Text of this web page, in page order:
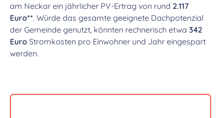
am Neckar ein jährlicher PV-Ertrag von rund 2.117
Euro**. Würde das gesamte geeignete Dachpotenzial
der Gemeinde genutzt, könnten rechnerisch etwa 342
Euro Stromkosten pro Einwohner und Jahr eingespart
werden.